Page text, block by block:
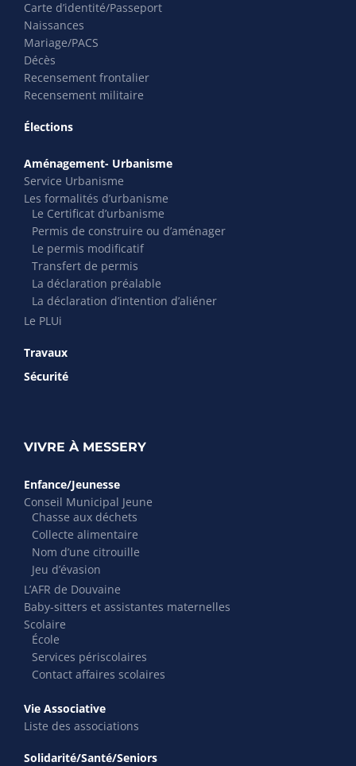
Carte d’identité/Passeport
Naissances
Mariage/PACS
Décès
Recensement frontalier
Recensement militaire
Élections
Aménagement- Urbanisme
Service Urbanisme
Les formalités d’urbanisme
Le Certificat d’urbanisme
Permis de construire ou d’aménager
Le permis modificatif
Transfert de permis
La déclaration préalable
La déclaration d’intention d’aliéner
Le PLUi
Travaux
Sécurité
VIVRE À MESSERY
Enfance/Jeunesse
Conseil Municipal Jeune
Chasse aux déchets
Collecte alimentaire
Nom d’une citrouille
Jeu d’évasion
L’AFR de Douvaine
Baby-sitters et assistantes maternelles
Scolaire
École
Services périscolaires
Contact affaires scolaires
Vie Associative
Liste des associations
Solidarité/Santé/Seniors